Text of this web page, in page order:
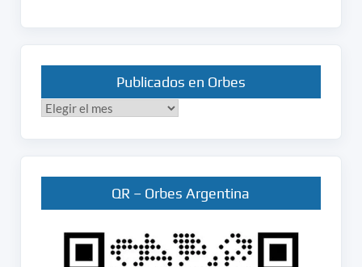
Publicados en Orbes
Publicados
QR – Orbes Argentina